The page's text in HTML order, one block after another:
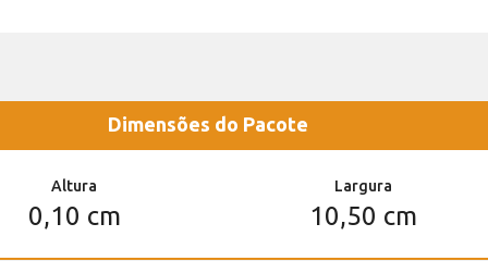
Dimensões do Pacote
Altura
0,10 cm
Largura
10,50 cm